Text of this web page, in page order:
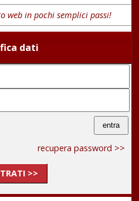
web in pochi semplici passi!
dati
recupera password >>
>>